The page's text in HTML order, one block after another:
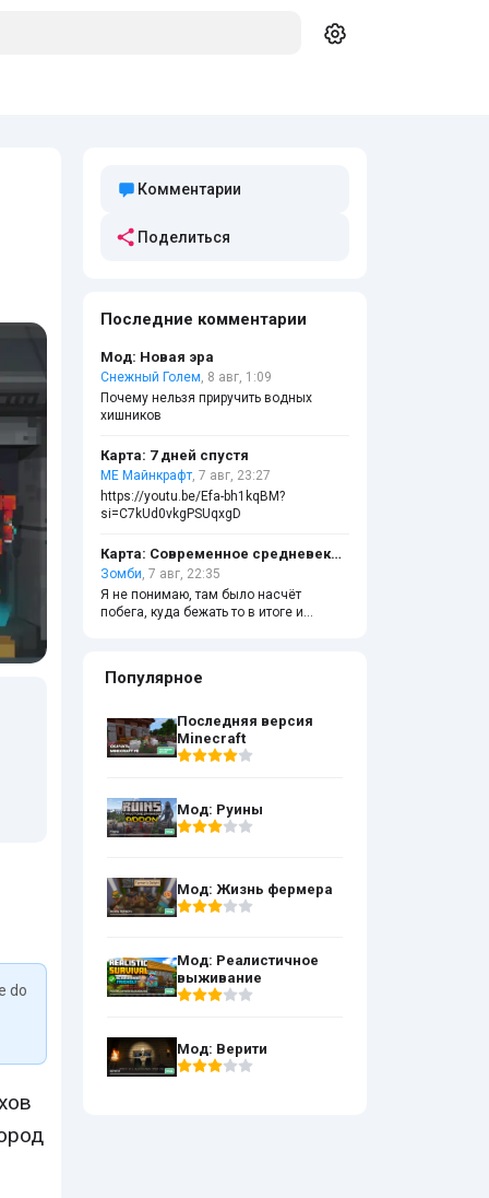
do
Комментарии
Поделиться
Последние комментарии
Мод: Новая эра
Снежный Голем, 8 авг, 1:09
Почему нельзя приручить водных
хишников
Карта: 7 дней спустя
МЕ Майнкрафт, 7 авг, 23:27
https://youtu.be/Efa-bh1kqBM?
si=C7kUd0vkgPSUqxgD
Карта: Современное средневековье
Зомби, 7 авг, 22:35
Я не понимаю, там было насчёт
побега, куда бежать то в итоге и
Популярное
Последняя версия
Minecraft
Мод: Руины
Мод: Жизнь фермера
Мод: Реалистичное
выживание
Мод: Верити